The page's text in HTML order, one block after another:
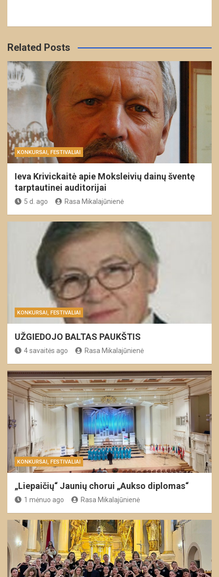
Related Posts
KONKURSAI, FESTIVALIAI
Ieva Krivickaitė apie Moksleivių dainų šventę
tarptautinei auditorijai
5 d. ago Rasa Mikalajūnienė
KONKURSAI, FESTIVALIAI
UŽGIEDOJO BALTAS PAUKŠTIS
4 savaitės ago Rasa Mikalajūnienė
KONKURSAI, FESTIVALIAI
„Liepaičių“ Jaunių chorui „Aukso diplomas“
1 mėnuo ago Rasa Mikalajūnienė